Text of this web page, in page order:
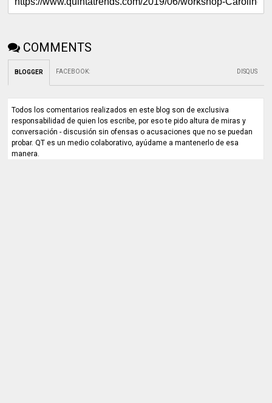
COMMENTS
BLOGGER FACEBOOK: DISQUS
Todos los comentarios realizados en este blog son de exclusiva
responsabilidad de quien los escribe, por eso te pido altura de miras y
conversación - discusión sin ofensas o acusaciones que no se puedan
probar. QT es un medio colaborativo, ayúdame a mantenerlo de esa
manera.